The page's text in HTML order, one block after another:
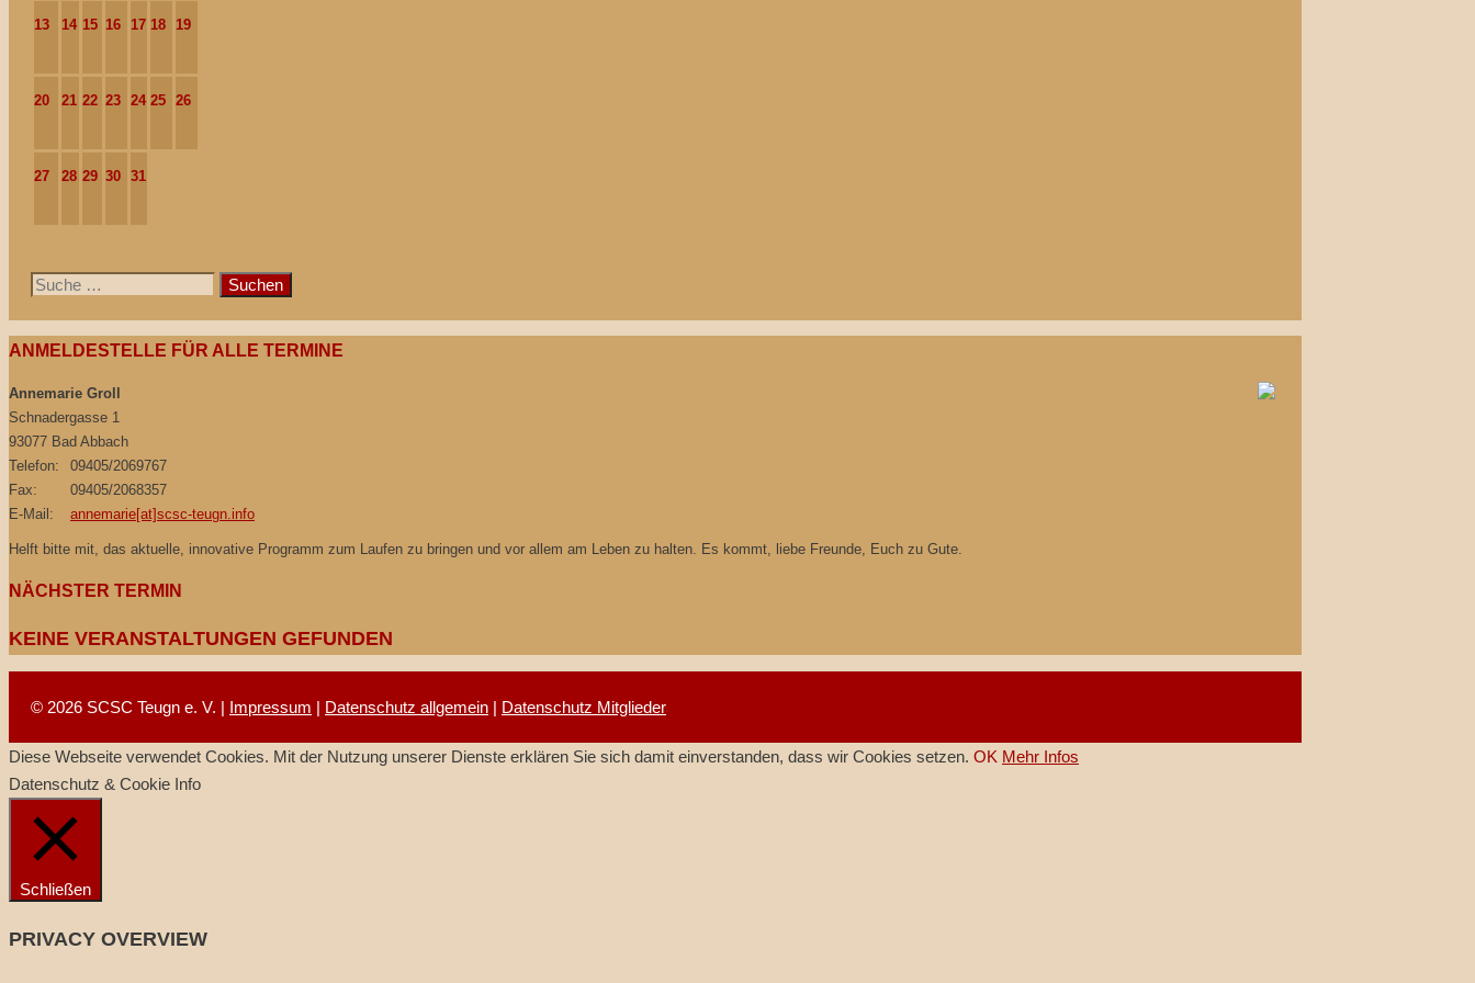
13 14 15 16 17 18 19
20 21 22 23 24 25 26
27 28 29 30 31
Suche
ANMELDESTELLE FÜR ALLE TERMINE
Annemarie Groll
Schnadergasse 1
93077 Bad Abbach
Telefon:
09405/2069767
Fax:
09405/2068357
E-Mail:
annemarie[at]scsc-teugn.info
Helft bitte mit, das aktuelle, innovative Programm zum Laufen zu bringen und vor allem am Leben zu halten. Es kommt, liebe Freunde, Euch zu Gute.
NÄCHSTER TERMIN
KEINE VERANSTALTUNGEN GEFUNDEN
© 2026 SCSC Teugn e. V. | Impressum | Datenschutz allgemein | Datenschutz Mitglieder
Diese Webseite verwendet Cookies. Mit der Nutzung unserer Dienste erklären Sie sich damit einverstanden, dass wir Cookies setzen. OK Mehr Infos
Datenschutz & Cookie Info
Schließen
PRIVACY OVERVIEW